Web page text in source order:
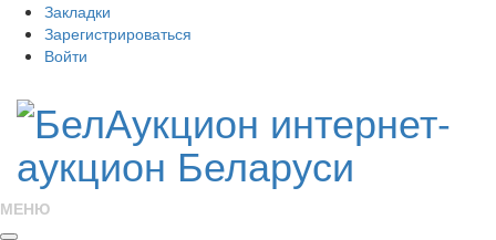
Закладки
Зарегистрироваться
Войти
МЕНЮ